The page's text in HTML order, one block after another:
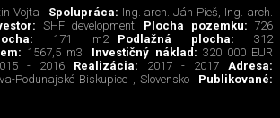
Vojta Spolupráca: Ing. arch. Ján Pieš, Ing. arch.
SHF development Plocha pozemku: 726
171 m2 Podlažná plocha:312
1567,5 m3 Investičný náklad: 320 000 EUR
- 2016 Realizácia: 2017 - 2017
Adresa:
Podunajské Biskupice , Slovensko
Publikované: